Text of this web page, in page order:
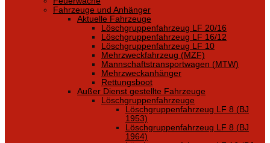
Fahrzeuge und Anhänger
Aktuelle Fahrzeuge
Löschgruppenfahrzeug LF 20/16
Löschgruppenfahrzeug LF 16/12
Löschgruppenfahrzeug LF 10
Mehrzweckfahrzeug (MZF)
Mannschaftstransportwagen (MTW)
Mehrzweckanhänger
Rettungsboot
Außer Dienst gestellte Fahrzeuge
Löschgruppenfahrzeuge
Löschgruppenfahrzeug LF 8 (BJ
1953)
Löschgruppenfahrzeug LF 8 (BJ
1964)